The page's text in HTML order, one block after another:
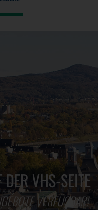
VHS-SEITE
VERFÜGBAR!